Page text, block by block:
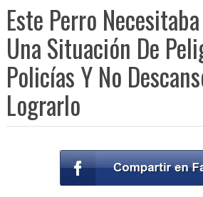
Este Perro
Una Situación De
Policías Y No
Lograrlo